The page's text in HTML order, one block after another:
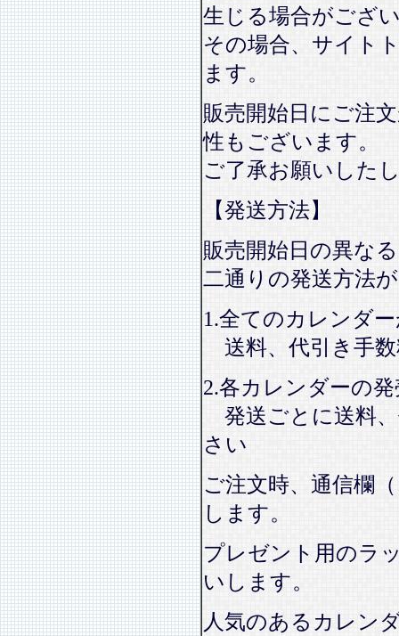
生じる場合がござ
その場合、サイト
ます。
販売開始日にご注
性もございます。
ご了承お願いした
【発送方法】
販売開始日の異な
二通りの発送方法
1.全てのカレンダ
送料、代引き手
2.各カレンダーの
発送ごとに送料
さい
ご注文時、通信欄
します。
プレゼント用のラ
いします。
人気のあるカレン